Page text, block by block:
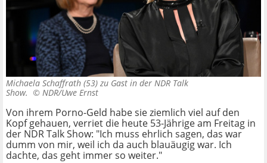
Michaela Schaffrath (53) zu Gast in der NDR Talk
Show. © NDR/Uwe Ernst
Von ihrem Porno-Geld habe sie ziemlich viel auf den
Kopf gehauen, verriet die heute 53-Jährige am Freitag in
der NDR Talk Show: "Ich muss ehrlich sagen, das war
dumm von mir, weil ich da auch blauäugig war. Ich
dachte, das geht immer so weiter."